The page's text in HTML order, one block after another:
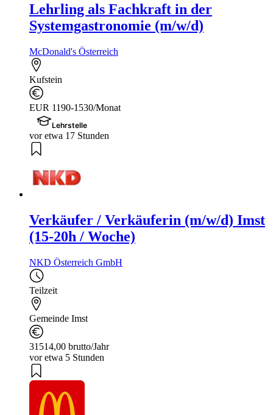
Lehrling als Fachkraft in der
Systemgastronomie (m/w/d)
McDonald's Österreich
Kufstein
EUR 1190-1530/Monat
Lehrstelle
vor etwa 17 Stunden
Verkäufer / Verkäuferin (m/w/d) Imst
(15-20h / Woche)
NKD Österreich GmbH
Teilzeit
Gemeinde Imst
31514,00 brutto/Jahr
vor etwa 5 Stunden